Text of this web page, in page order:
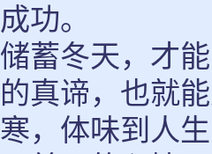
成功。
储蓄冬天，才
的真谛，也就
寒，体味到人